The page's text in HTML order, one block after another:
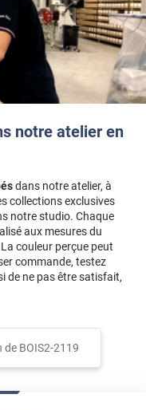
notre atelier en
dans notre atelier, à
collections exclusives
notre studio. Chaque
aux mesures du
La couleur perçue peut
commande, testez
de ne pas être satisfait,
de BOIS2-2119
avec des bords de2
et 80+2+2).